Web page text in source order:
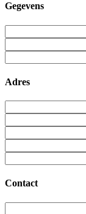
Gegevens
Adres
Contact